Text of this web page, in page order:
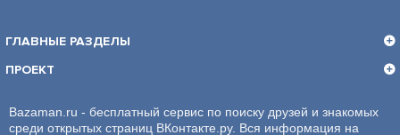
ГЛАВНЫЕ РАЗДЕЛЫ
ПРОЕКТ
Bazaman.ru - бесплатный сервис по поиску друзей и знакомых
среди открытых страниц ВКонтакте.ру. Вся информация на